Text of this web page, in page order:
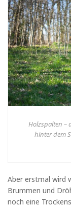
Holzspalten –
hinter dem
Aber erstmal wird
Brummen und
noch eine